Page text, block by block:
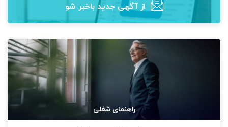
از آگهی‌ جدید باخبر شو
راهنمای شغلی